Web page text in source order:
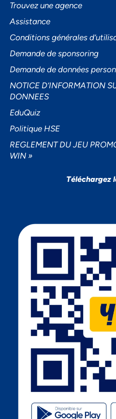
Trouvez une agence
Assistance
Conditions générales
Demande de sponsoring
Demande de données
NOTICE D’INFORMATION
DONNEES
EduQuiz
Politique HSE
REGLEMENT DU JEU
WIN »
Téléchargez